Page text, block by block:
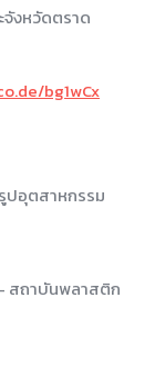
จังหวัดตราด
bg1wCx
ปอุตสาหกรรม
สถาบันพลาสติก